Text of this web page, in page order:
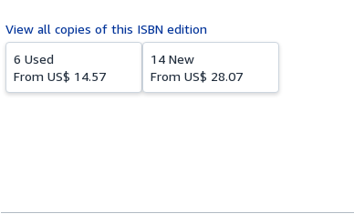
View all copies of this ISBN edition
6 Used
From US$ 14.57
14 New
From US$ 28.07